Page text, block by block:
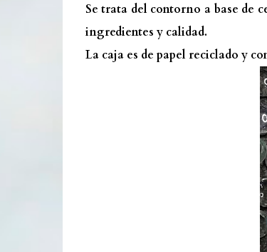
Se trata del contorno a base de
ingredientes y calidad.
La caja es de papel reciclado y